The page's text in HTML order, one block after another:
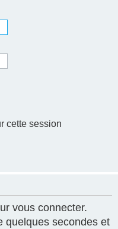
cette session
vous connecter.
quelques secondes et